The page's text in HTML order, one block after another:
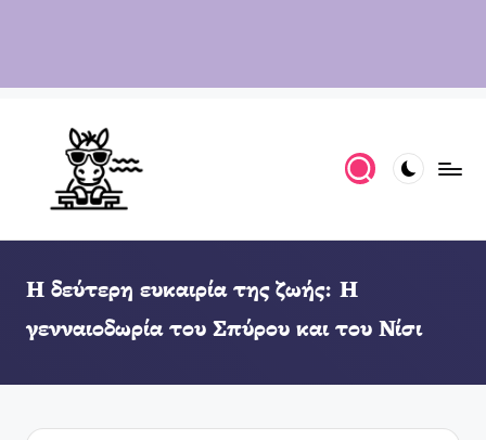
Η δεύτερη ευκαιρία της ζωής: Η
γενναιοδωρία του Σπύρου και του Νίσι